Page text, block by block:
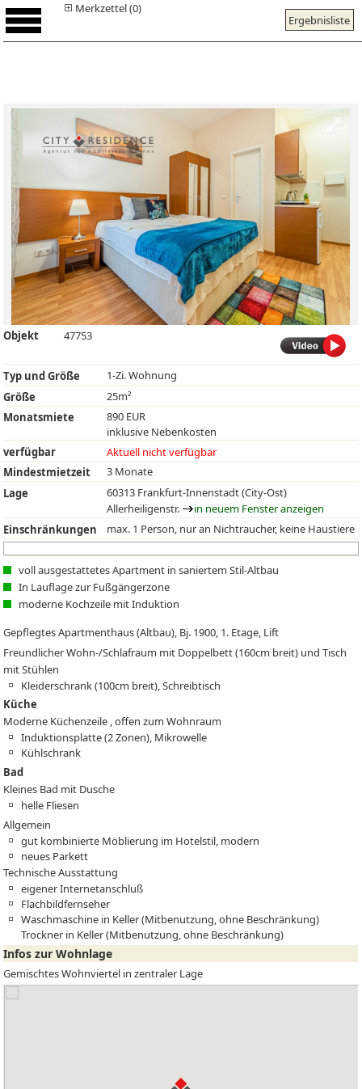
Ergebnisliste
Merkzettel (0)
Objekt 47753
Typ und Größe
1-Zi. Wohnung
Größe
25m²
Monatsmiete
890 EUR
inklusive Nebenkosten
verfügbar
Aktuell nicht verfügbar
Mindestmietzeit
3 Monate
Lage
60313 Frankfurt-Innenstadt (City-Ost)
Allerheiligenstr.
in neuem Fenster anzeigen
Einschränkungen
max. 1 Person, nur an Nichtraucher, keine Haustiere
voll ausgestattetes Apartment in saniertem Stil-Altbau
In Lauflage zur Fußgängerzone
moderne Kochzeile mit Induktion
Gepflegtes Apartmenthaus (Altbau), Bj. 1900, 1. Etage, Lift
Freundlicher Wohn-/Schlafraum mit Doppelbett (160cm breit) und Tisch
mit Stühlen
Kleiderschrank (100cm breit), Schreibtisch
Küche
Moderne Küchenzeile , offen zum Wohnraum
Induktionsplatte (2 Zonen), Mikrowelle
Kühlschrank
Bad
Kleines Bad mit Dusche
helle Fliesen
Allgemein
gut kombinierte Möblierung im Hotelstil, modern
neues Parkett
Technische Ausstattung
eigener Internetanschluß
Flachbildfernseher
Waschmaschine in Keller (Mitbenutzung, ohne Beschränkung)
Trockner in Keller (Mitbenutzung, ohne Beschränkung)
Infos zur Wohnlage
Gemischtes Wohnviertel in zentraler Lage